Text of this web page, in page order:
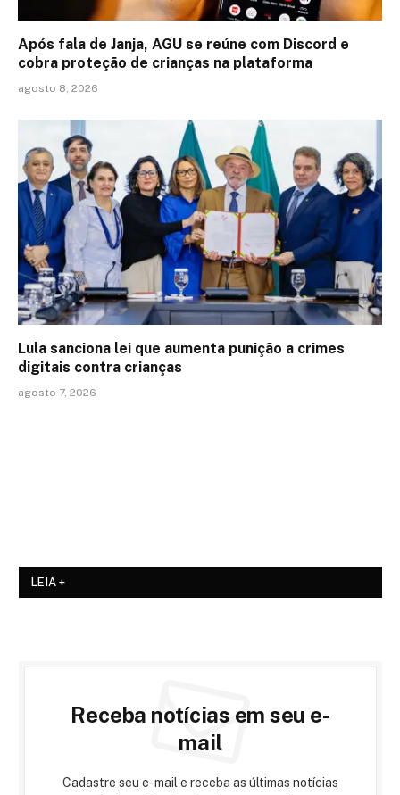
Após fala de Janja, AGU se reúne com Discord e
cobra proteção de crianças na plataforma
agosto 8, 2026
Lula sanciona lei que aumenta punição a crimes
digitais contra crianças
agosto 7, 2026
LEIA +
Receba notícias em seu e-
mail
Cadastre seu e-mail e receba as últimas notícias